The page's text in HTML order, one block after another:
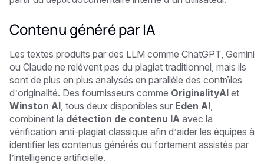
Contenu généré par IA
Les textes produits par des LLM comme ChatGPT, Gemini
ou Claude ne relèvent pas du plagiat traditionnel, mais ils
sont de plus en plus analysés en parallèle des contrôles
d’originalité. Des fournisseurs comme OriginalityAI et
Winston AI , tous deux disponibles sur Eden AI
combinent la détection de contenu IA avec la
vérification anti-plagiat classique afin d’aider les équipes à
identifier les contenus générés ou fortement assistés par
l’intelligence artificielle.